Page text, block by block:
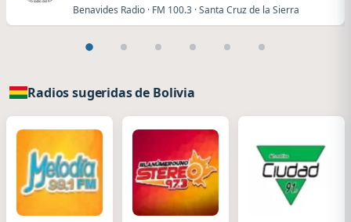
Benavides Radio · FM 100.3 · Santa Cruz de la Sierra
Radios sugeridas de Bolivia